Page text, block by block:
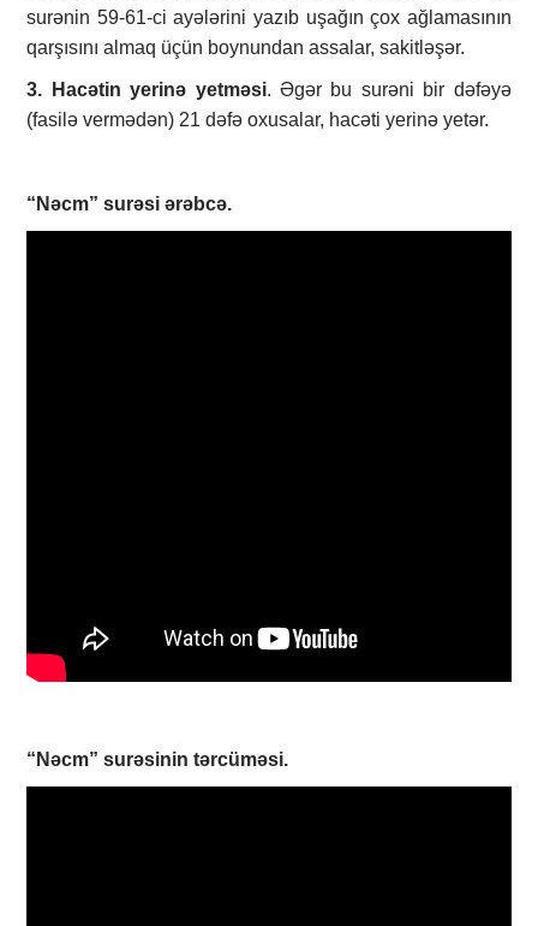
surənin 59-61-ci ayələrini yazıb uşağın çox ağlamasının
qarşısını almaq üçün boynundan assalar, sakitləşər.
3. Hacətin yerinə yetməsi. Əgər bu surəni bir dəfəyə
(fasilə vermədən) 21 dəfə oxusalar, hacəti yerinə yetər.
“Nəcm” surəsi ərəbcə.
“Nəcm” surəsinin tərcüməsi.